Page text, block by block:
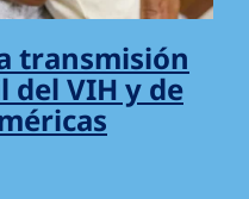
transmisión
VIH y de